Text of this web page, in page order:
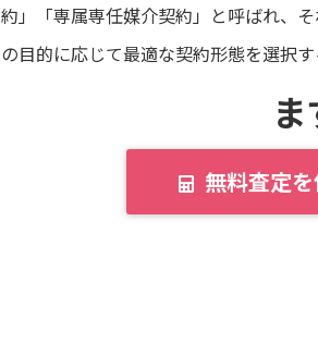
約」「専属専任媒介契約」と呼ばれ、
の目的に応じて最適な契約形態を選択す
無料査定